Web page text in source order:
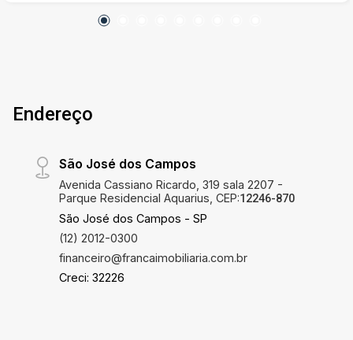
Banheiros com acabamento de alta qualidade,
com paisagismo, árvores frutíferas e muito verde.
amadeirado. Espaço gourmet coberto com
churrasqueira e bancada. Garagem ampla (com
vagas cobertas e descobertas). Imóvel aceita Pet.
Endereço
São José dos Campos
Avenida Cassiano Ricardo, 319 sala 2207 -
Parque Residencial Aquarius, CEP:12246-870
São José dos Campos - SP
(12) 2012-0300
financeiro@francaimobiliaria.com.br
Creci: 32226